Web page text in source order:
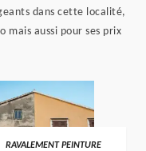
dans cette localité,
mais aussi pour ses prix
RAVALEMENT PEINTURE